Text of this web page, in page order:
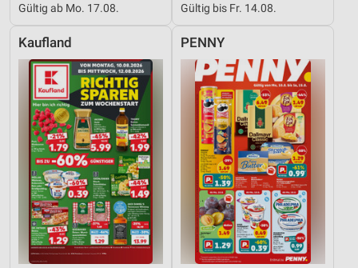
Gültig ab Mo. 17.08. Gültig bis Fr. 14.08.
Kaufland PENNY